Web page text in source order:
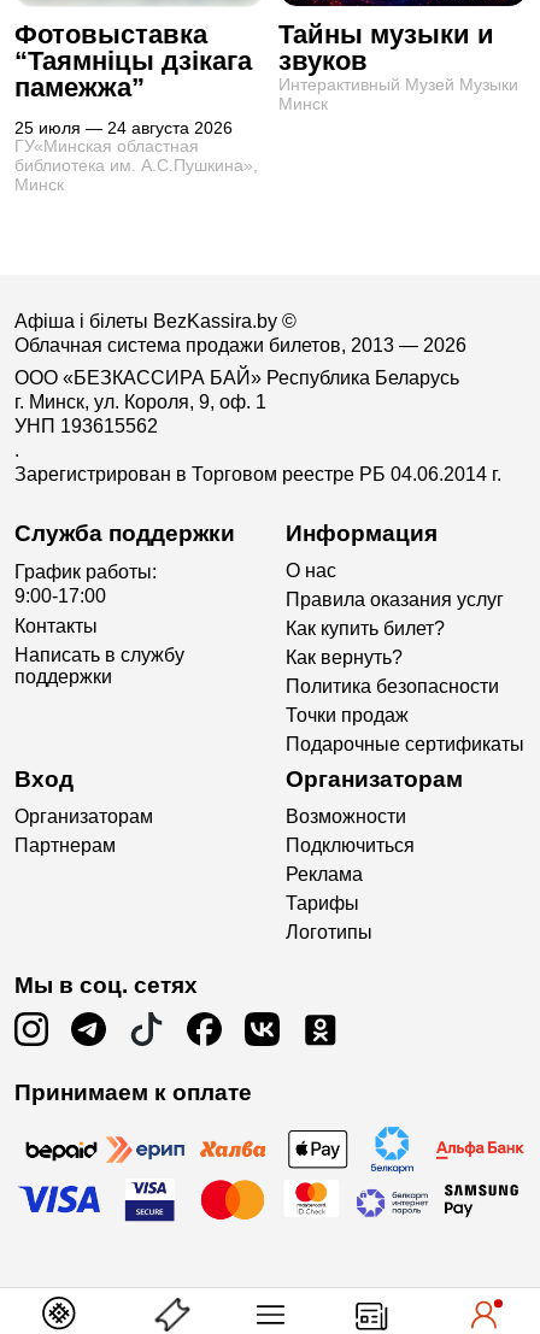
Фотовыставка
“Таямніцы дзікага
памежжа”
25 июля — 24 августа 2026
ГУ«Минская областная
библиотека им. А.С.Пушкина»,
Минск
Тайны музыки и
звуков
Интерактивный Музей Музыки
Минск
Афіша і білеты BezKassira.by ©
Облачная система продажи билетов, 2013 — 2026
ООО «БЕЗКАССИРА БАЙ» Республика Беларусь
г. Минск, ул. Короля, 9, оф. 1
УНП 193615562
.
Зарегистрирован в Торговом реестре РБ 04.06.2014 г.
Служба поддержки
График работы:
9:00-17:00
Контакты
Написать в службу
поддержки
Информация
О нас
Правила оказания услуг
Как купить билет?
Как вернуть?
Политика безопасности
Точки продаж
Подарочные сертификаты
Вход
Организаторам
Партнерам
Организаторам
Возможности
Подключиться
Реклама
Тарифы
Логотипы
Мы в соц. сетях
Принимаем к оплате